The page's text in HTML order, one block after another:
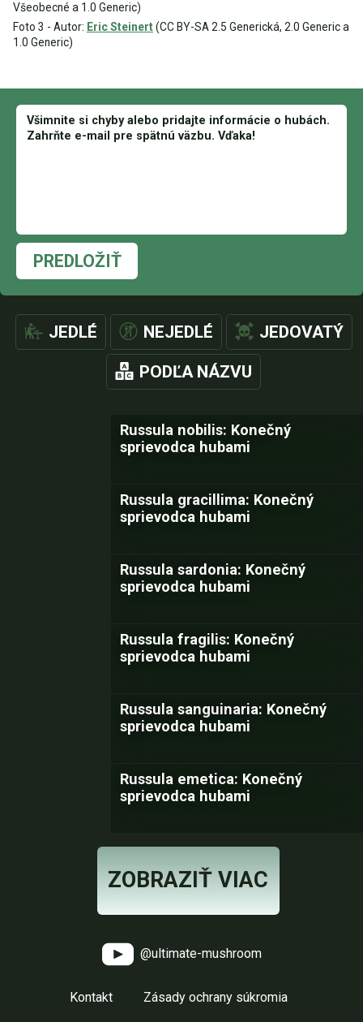
Všeobecné a 1.0 Generic)
Foto 3 - Autor: Eric Steinert(CC BY-SA 2.5 Generická, 2.0 Generic a
1.0 Generic)
PREDLOŽIŤ
JEDLÉ NEJEDLÉ JEDOVATÝ
PODĽA NÁZVU
Russula nobilis: Konečný
sprievodca hubami
Russula gracillima: Konečný
sprievodca hubami
Russula sardonia: Konečný
sprievodca hubami
Russula fragilis: Konečný
sprievodca hubami
Russula sanguinaria: Konečný
sprievodca hubami
Russula emetica: Konečný
sprievodca hubami
ZOBRAZIŤ VIAC
@ultimate-mushroom
Kontakt Zásady ochrany súkromia